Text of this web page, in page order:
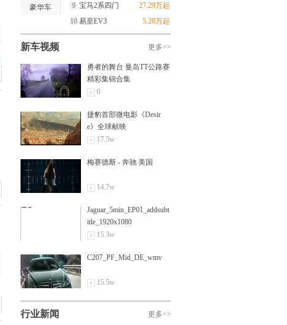
豪华车
27.29万起
9 宝马2系四门
5.28万起
10 易至EV3
更多>>
新车视频
勇者的舞台 曼岛TT公路赛
精彩集锦合集
0
捷豹首部微电影《Desir
e》全球献映
17.5w
梅赛德斯 - 奔驰 美国
14.7w
Jaguar_5min_EP01_addsubt
itle_1920x1080
15.3w
C207_PF_Mid_DE_wmv
15.5w
更多>>
行业新闻